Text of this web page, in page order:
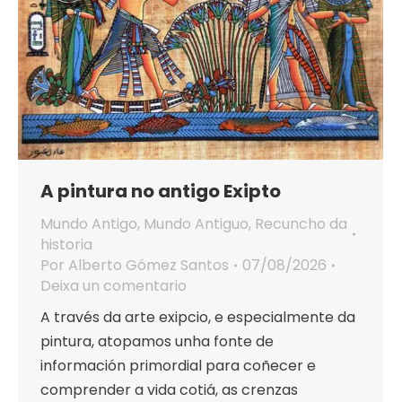
A pintura no antigo Exipto
Mundo Antigo, Mundo Antiguo, Recuncho da
historia
Por Alberto Gómez Santos
07/08/2026
Deixa un comentario
A través da arte exipcio, e especialmente da
pintura, atopamos unha fonte de
información primordial para coñecer e
comprender a vida cotiá, as crenzas